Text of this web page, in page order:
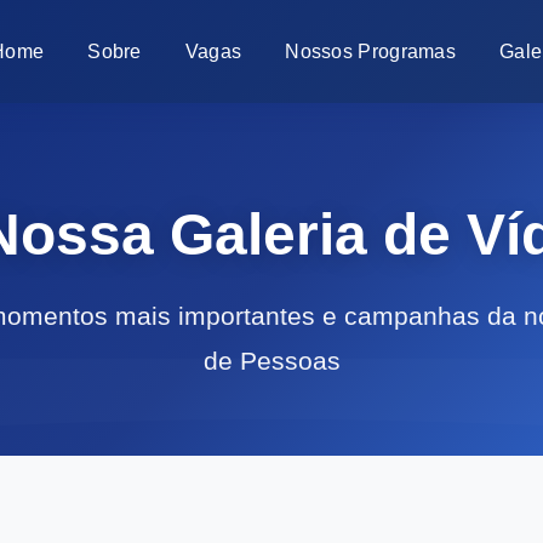
Sobre Vagas Nossos Programas
Galeria de
mais importantes e campanhas da
de Pessoas